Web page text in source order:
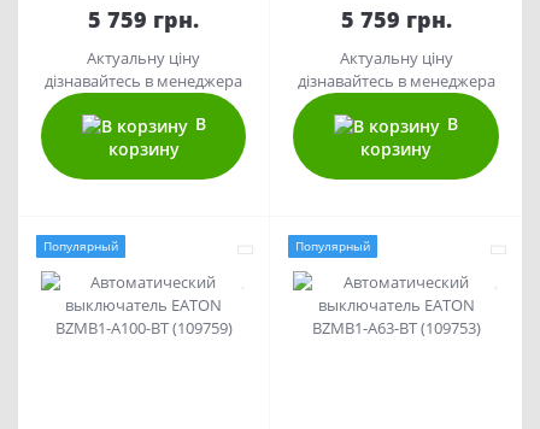
5 759 грн.
Актуальну ціну
дізнавайтесь в менеджера
В
корзину
5 759 грн.
Актуальну ціну
дізнавайтесь в менеджера
В
корзину
Популярный Популярный